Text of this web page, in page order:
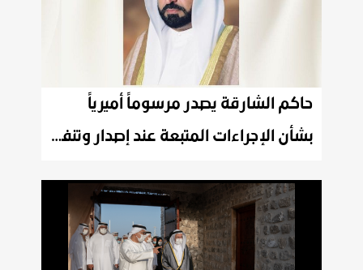
حاكم الشارقة يصدر مرسوماً أميرياً
بشأن الإجراءات المتبعة عند إصدار وتنفيذ الأحكام والقرارات القضائية المتعلقة بالأحوال الشخصية في إمارة الشارقة